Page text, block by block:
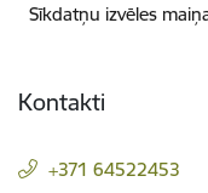
Sīkdatņu izvēles
Kontakti
+371 64522453